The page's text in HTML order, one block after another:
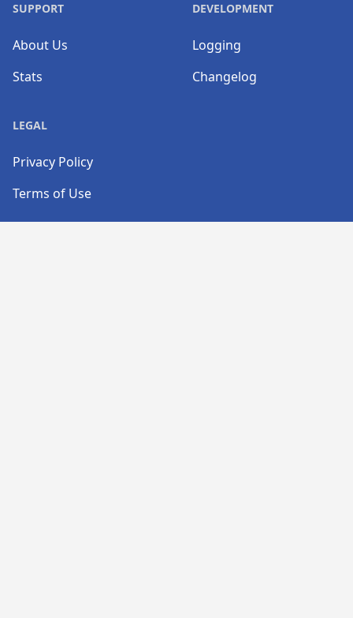
SUPPORT
About Us
Stats
DEVELOPMENT
Logging
Changelog
LEGAL
Privacy Policy
Terms of Use